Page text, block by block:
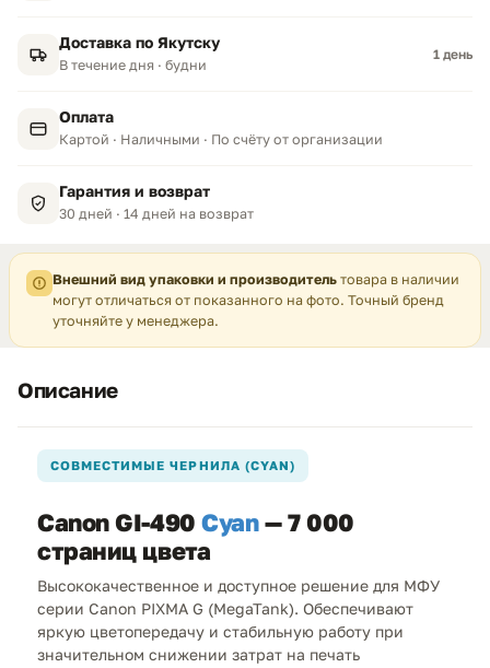
Доставка по Якутску
В течение дня · будни
1 день
Оплата
Картой · Наличными · По счёту от организации
Гарантия и возврат
30 дней · 14 дней на возврат
Внешний вид упаковки и производитель товара в наличии
могут отличаться от показанного на фото. Точный бренд
уточняйте у менеджера.
Описание
СОВМЕСТИМЫЕ ЧЕРНИЛА (CYAN)
Canon GI-490Cyan— 7 000
страниц цвета
Высококачественное и доступное решение для МФУ
серии Canon PIXMA G (MegaTank). Обеспечивают
яркую цветопередачу и стабильную работу при
значительном снижении затрат на печать